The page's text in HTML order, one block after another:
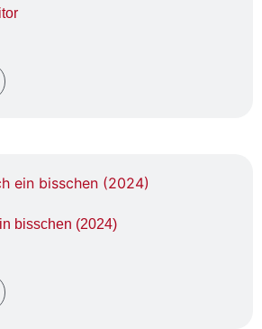
bisschen (2024)